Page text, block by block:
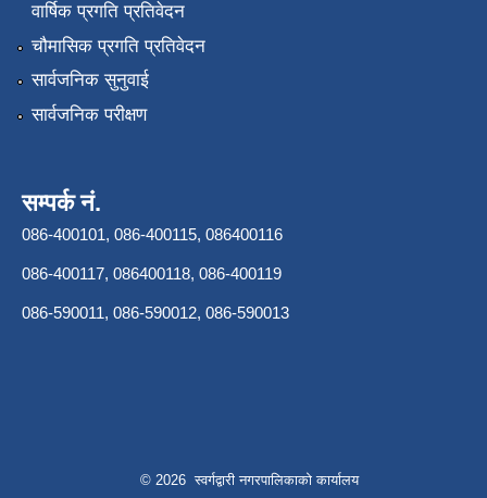
वार्षिक प्रगति प्रतिवेदन
चौमासिक प्रगति प्रतिवेदन
सार्वजनिक सुनुवाई
सार्वजनिक परीक्षण
सम्पर्क नं.
086-400101, 086-400115, 086400116
086-400117, 086400118, 086-400119
086-590011, 086-590012, 086-590013
© 2026 स्वर्गद्वारी नगरपालिकाको कार्यालय